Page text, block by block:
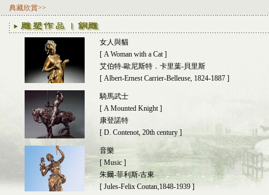
典藏欣賞>>
女人與貓
[ A Woman with a Cat ]
艾伯特-歐尼斯特．卡里葉-貝里斯
[ Albert-Ernest Carrier-Belleuse, 1824-1887 ]
騎馬武士
[ A Mounted Knight ]
康登諾特
[ D. Contenot, 20th century ]
音樂
[ Music ]
朱爾-菲利斯‧古東
[ Jules-Felix Coutan,1848-1939 ]